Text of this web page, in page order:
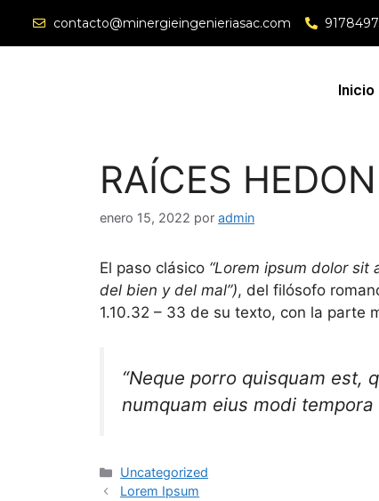
contacto@minergieingenieriasac.com
Inicio
RAÍCES
enero 15, 2022 por admin
El paso clásico “Lorem ipsum dolor sit
del bien y del mal”), del filósofo
1.10.32 – 33 de su texto, con la parte
“Neque porro quisquam est,
numquam eius modi
Uncategorized
Lorem Ipsum